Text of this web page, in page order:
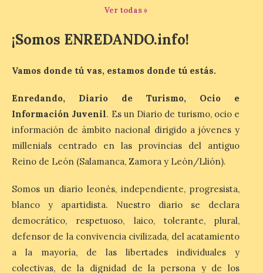
obras relacionadas con la
Antigüedad clásica, la mitología y los
evocador tema de La […]
cancela la temporada de
fuentes de La Granja ante
la escasez de agua
espectáculos nocturnos
de la Fuente Baños de
Diana previstos para los
así como al encendido extraordinario del
día 25. La reserva de agua en el estanque
Ver todas »
¡Somos ENREDANDO.info!
Vamos donde tú vas, estamos donde tú estás.
Enredando, Diario de Turismo, Ocio e
Información Juvenil. Es un Diario de turismo, ocio e
información de ámbito nacional dirigido a jóvenes y
millenials centrado en las provincias del antiguo
Reino de León (Salamanca, Zamora y León/Llión).
Somos un diario leonés, independiente, progresista,
blanco y apartidista. Nuestro diario se declara
democrático, respetuoso, laico, tolerante, plural,
defensor de la convivencia civilizada, del acatamiento
a la mayoría, de las libertades individuales y
colectivas, de la dignidad de la persona y de los